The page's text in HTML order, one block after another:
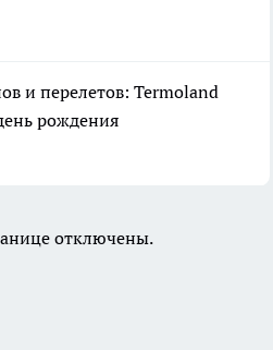
и перелетов: Termoland
рождения
отключены.